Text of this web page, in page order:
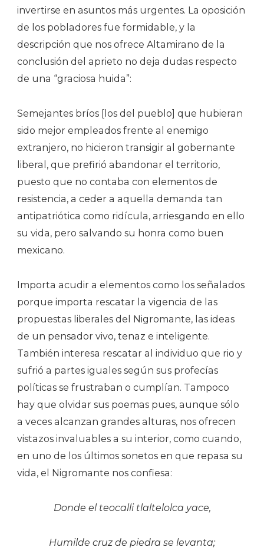
invertirse en asuntos más urgentes. La oposición
de los pobladores fue formidable, y la
descripción que nos ofrece Altamirano de la
conclusión del aprieto no deja dudas respecto
de una “graciosa huida”:
Semejantes bríos [los del pueblo] que hubieran
sido mejor empleados frente al enemigo
extranjero, no hicieron transigir al gobernante
liberal, que prefirió abandonar el territorio,
puesto que no contaba con elementos de
resistencia, a ceder a aquella demanda tan
antipatriótica como ridícula, arriesgando en ello
su vida, pero salvando su honra como buen
mexicano.
Importa acudir a elementos como los señalados
porque importa rescatar la vigencia de las
propuestas liberales del Nigromante, las ideas
de un pensador vivo, tenaz e inteligente.
También interesa rescatar al individuo que rio y
sufrió a partes iguales según sus profecías
políticas se frustraban o cumplían. Tampoco
hay que olvidar sus poemas pues, aunque sólo
a veces alcanzan grandes alturas, nos ofrecen
vistazos invaluables a su interior, como cuando,
en uno de los últimos sonetos en que repasa su
vida, el Nigromante nos confiesa:
Donde el teocalli tlaltelolca yace,
Humilde cruz de piedra se levanta;